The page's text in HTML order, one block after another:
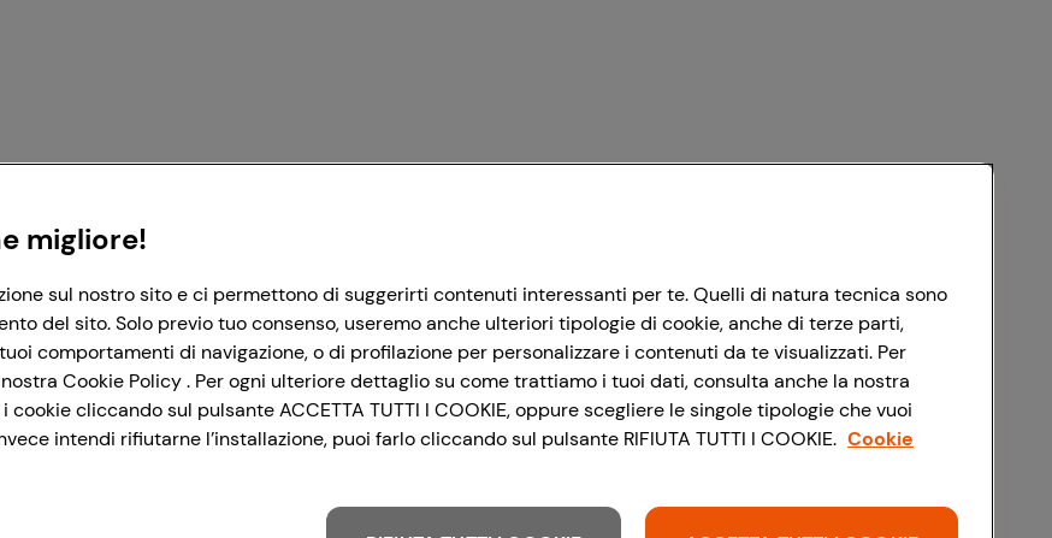
migliore!
sul nostro sito e ci permettono di suggerirti contenuti interessanti per te. Quelli di natura tecnica sono
del sito. Solo previo tuo consenso, useremo anche ulteriori tipologie di cookie, anche di terze parti,
comportamenti di navigazione, o di profilazione per personalizzare i contenuti da te visualizzati. Per
Cookie Policy . Per ogni ulteriore dettaglio su come trattiamo i tuoi dati, consulta anche la nostra
cliccando sul pulsante ACCETTA TUTTI I COOKIE, oppure scegliere le singole tipologie che vuoi
intendi rifiutarne l’installazione, puoi farlo cliccando sul pulsante RIFIUTA TUTTI I COOKIE. Cookie